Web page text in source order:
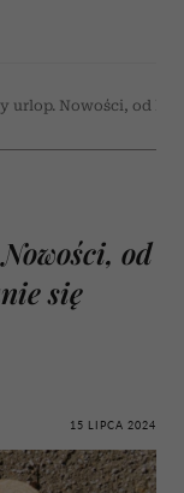
urlop. Nowości, od
od
się
15 LIPCA 2024